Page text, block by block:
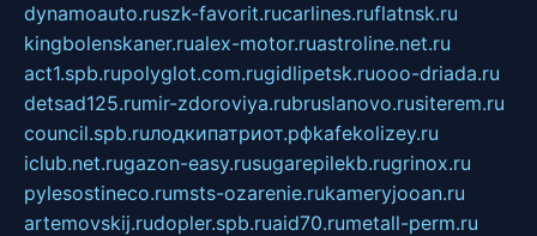
dynamoauto.ruszk-favorit.rucarlines.ruflatnsk.ru
kingbolenskaner.rualex-motor.ruastroline.net.ru
act1.spb.rupolyglot.com.rugidlipetsk.ruooo-driada.ru
detsad125.rumir-zdoroviya.rubruslanovo.rusiterem.ru
council.spb.ruлодкипатриот.рфkafekolizey.ru
iclub.net.rugazon-easy.rusugarepilekb.rugrinox.ru
pylesostineco.rumsts-ozarenie.rukameryjooan.ru
artemovskij.rudopler.spb.ruaid70.rumetall-perm.ru